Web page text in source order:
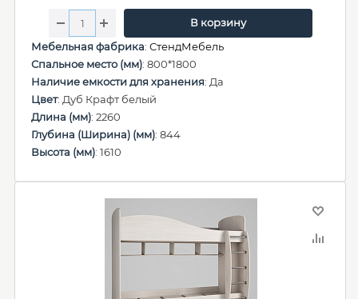
В корзину
Мебельная фабрика: СтендМебель
Спальное место (мм): 800*1800
Наличие емкости для хранения: Да
Цвет: Дуб Крафт белый
Длина (мм): 2260
Глубина (Ширина) (мм): 844
Высота (мм): 1610